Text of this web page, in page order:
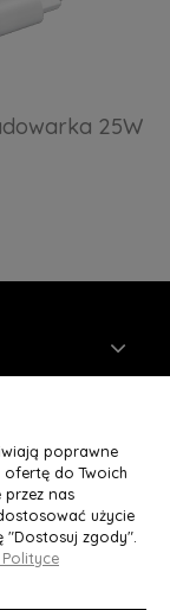
25W
poprawne
do Twoich
nas
użycie
zgody".